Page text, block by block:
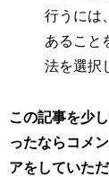
行うには
あること
法を選択
この記事を少
ったならコメ
アをしていた